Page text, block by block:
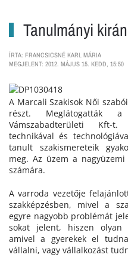
Tanulmányi
ÍRTA: FRANCSICSNÉ KARL MÁRIA
MEGJELENT: 2012. MÁJUS 15. KEDD, 15:50
A Marcali Szakisok Női
részt. Meglátogatták
Vámszabadterületi Kft-
technikával és
tanult szakismereteik
meg. Az üzem a
számára.
A varroda vezetője
szakképzésben, mivel a
egyre nagyobb problémát
sokat jelent, hiszen olyan
amivel a gyerekek el
vállalni, vagy vállalkozást